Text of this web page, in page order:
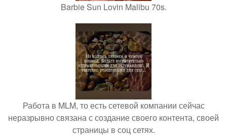
Barbie Sun Lovin Malibu 70s.
Работа в MLM, то есть сетевой компании сейчас
неразрывно связана с создание своего контента, своей
страницы в соц сетях.